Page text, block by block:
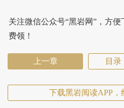
关注微信公众号“黑岩网”，方
费领！
上一章 目录
下载黑岩阅读APP